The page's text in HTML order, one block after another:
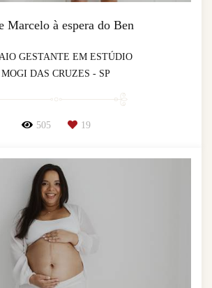
Marcelo à espera do Ben
GESTANTE EM ESTÚDIO
MOGI DAS CRUZES - SP
505 19